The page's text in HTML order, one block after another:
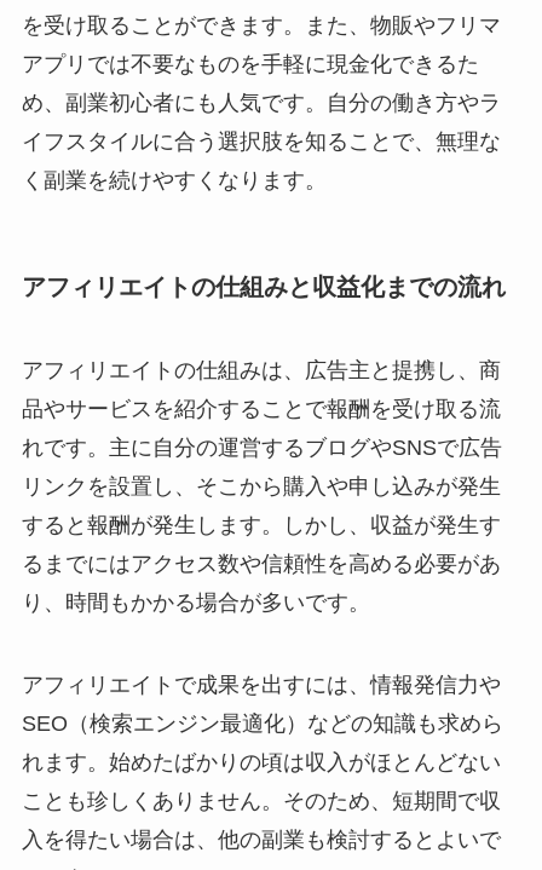
を受け取ることができます。また、物販やフリマ
アプリでは不要なものを手軽に現金化できるた
め、副業初心者にも人気です。自分の働き方やラ
イフスタイルに合う選択肢を知ることで、無理な
く副業を続けやすくなります。
アフィリエイトの仕組みと収益化までの流れ
アフィリエイトの仕組みは、広告主と提携し、商
品やサービスを紹介することで報酬を受け取る流
れです。主に自分の運営するブログやSNSで広告
リンクを設置し、そこから購入や申し込みが発生
すると報酬が発生します。しかし、収益が発生す
るまでにはアクセス数や信頼性を高める必要があ
り、時間もかかる場合が多いです。
アフィリエイトで成果を出すには、情報発信力や
SEO（検索エンジン最適化）などの知識も求めら
れます。始めたばかりの頃は収入がほとんどない
ことも珍しくありません。そのため、短期間で収
入を得たい場合は、他の副業も検討するとよいで